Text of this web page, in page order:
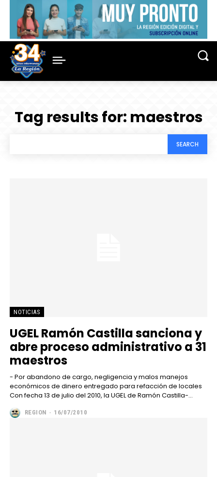
Tag results for: maestros
SEARCH
NOTICIAS
UGEL Ramón Castilla sanciona y
abre proceso administrativo a 31
maestros
- Por abandono de cargo, negligencia y malos manejos
económicos de dinero entregado para refacción de locales
Con fecha 13 de julio del 2010, la UGEL de Ramón Castilla-...
REGION - 16/07/2010